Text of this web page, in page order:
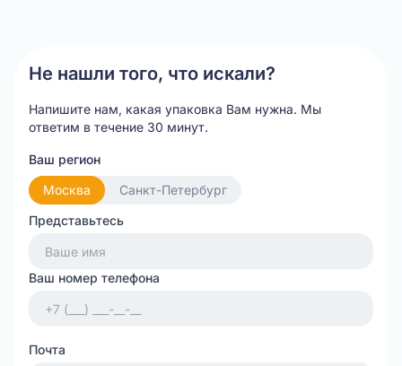
Не нашли того, что искали?
Напишите нам, какая упаковка Вам нужна. Мы
ответим в течение 30 минут.
Ваш регион
Москва
Санкт-Петербург
Представьтесь
Ваш номер телефона
Почта